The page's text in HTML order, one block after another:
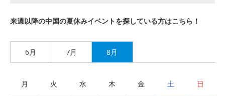
来週以降の中国の夏休みイベントを探している方はこちら！
6月 7月 8月
月 火 水 木 金 土 日